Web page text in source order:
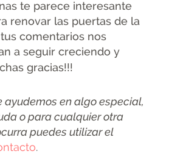
te parece interesante
renovar las puertas de la
tus comentarios nos
a seguir creciendo y
gracias!!!
ayudemos en algo especial,
o para cualquier otra
puedes utilizar el
.